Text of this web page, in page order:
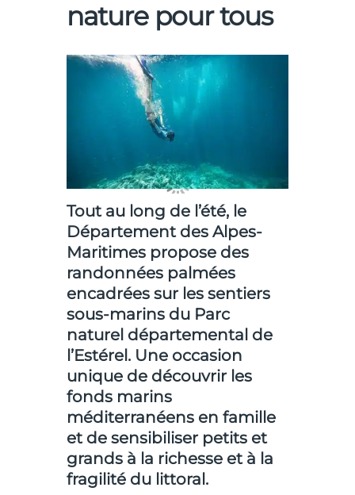
nature pour tous
Tout au long de l’été, le
Département des Alpes-
Maritimes propose des
randonnées palmées
encadrées sur les sentiers
sous-marins du Parc
naturel départemental de
l’Estérel. Une occasion
unique de découvrir les
fonds marins
méditerranéens en famille
et de sensibiliser petits et
grands à la richesse et à la
fragilité du littoral.